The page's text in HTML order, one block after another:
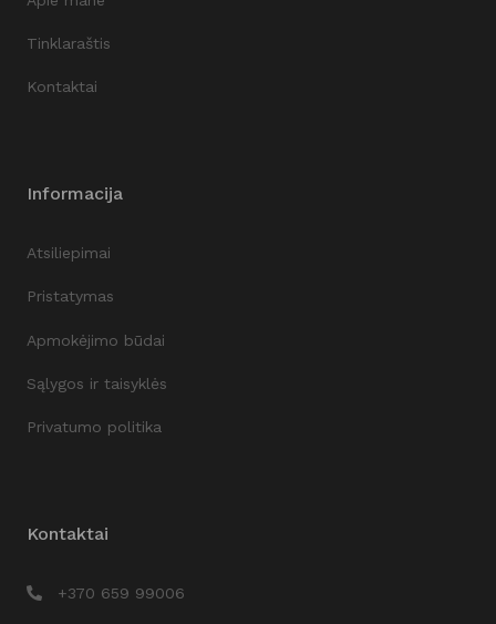
Tinklaraštis
Kontaktai
Informacija
Atsiliepimai
Pristatymas
Apmokėjimo būdai
Sąlygos ir taisyklės
Privatumo politika
Kontaktai
+370 659 99006